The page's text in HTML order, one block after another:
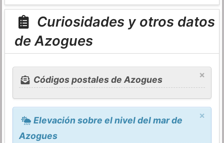
Curiosidades y otros datos
de Azogues
×
Códigos postales de Azogues
×
Elevación sobre el nivel del mar de
Azogues